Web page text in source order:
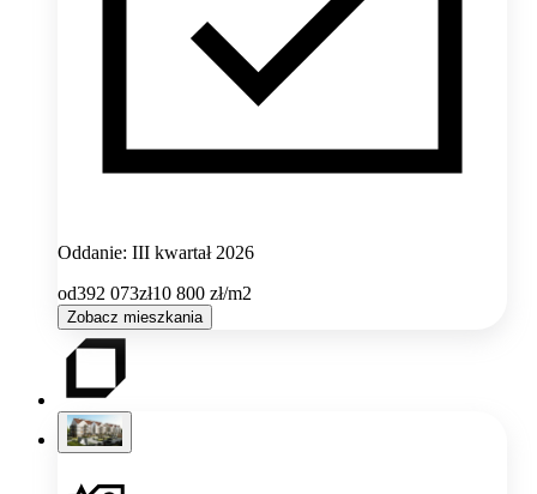
Oddanie: III kwartał 2026
od392 073zł10 800 zł/m2
Zobacz mieszkania